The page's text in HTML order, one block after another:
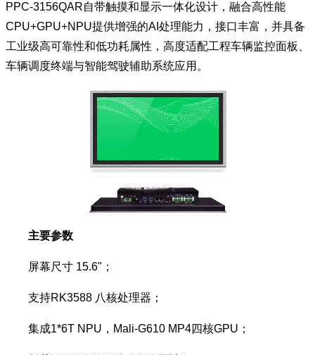
PPC-3156QAR自带触摸和显示一体化设计，融合高性能
CPU+GPU+NPU提供增强的AI处理能力，接口丰富，并具备
工业级高可靠性和低功耗属性，高度适配工程车辆监控面板、
车辆调度终端与智能驾驶辅助系统应用。
主要参数
屏幕尺寸 15.6"；
支持RK3588 八核处理器；
集成1*6T NPU，Mali-G610 MP4四核GPU；